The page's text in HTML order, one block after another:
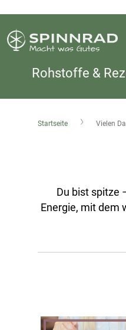
Rohstoffe &
Startseite Vielen
Du bist spitze
Energie, mit dem